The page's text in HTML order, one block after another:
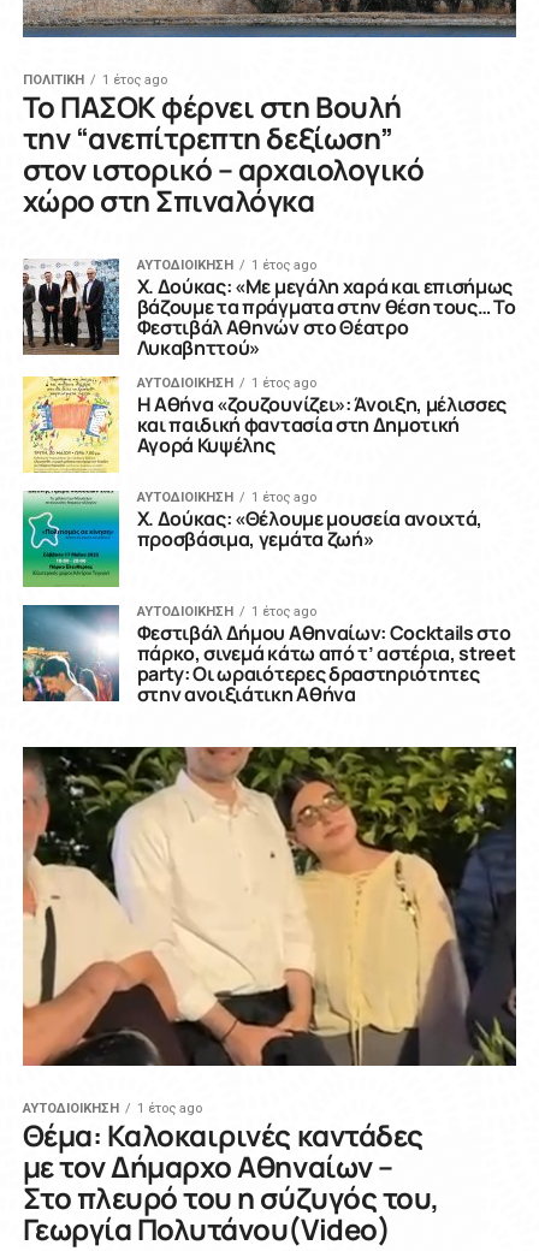
ΠΟΛΙΤΙΚΗ 1 έτος ago
Το ΠΑΣΟΚ φέρνει στη Βουλή
την “ανεπίτρεπτη δεξίωση”
στον ιστορικό – αρχαιολογικό
χώρο στη Σπιναλόγκα
ΑΥΤΟΔΙΟΙΚΗΣΗ 1 έτος ago
Χ. Δούκας: «Με μεγάλη χαρά και επισήμως
βάζουμε τα πράγματα στην θέση τους… Το
Φεστιβάλ Αθηνών στο Θέατρο
Λυκαβηττού»
ΑΥΤΟΔΙΟΙΚΗΣΗ 1 έτος ago
Η Αθήνα «ζουζουνίζει»: Άνοιξη, μέλισσες
και παιδική φαντασία στη Δημοτική
Αγορά Κυψέλης
ΑΥΤΟΔΙΟΙΚΗΣΗ 1 έτος ago
Χ. Δούκας: «Θέλουμε μουσεία ανοιχτά,
προσβάσιμα, γεμάτα ζωή»
ΑΥΤΟΔΙΟΙΚΗΣΗ 1 έτος ago
Φεστιβάλ Δήμου Αθηναίων: Cocktails στο
πάρκο, σινεμά κάτω από τ’ αστέρια, street
party: Οι ωραιότερες δραστηριότητες
στην ανοιξιάτικη Αθήνα
ΑΥΤΟΔΙΟΙΚΗΣΗ 1 έτος ago
Θέμα: Καλοκαιρινές καντάδες
με τον Δήμαρχο Αθηναίων –
Στο πλευρό του η σύζυγός του,
Γεωργία Πολυτάνου(Video)